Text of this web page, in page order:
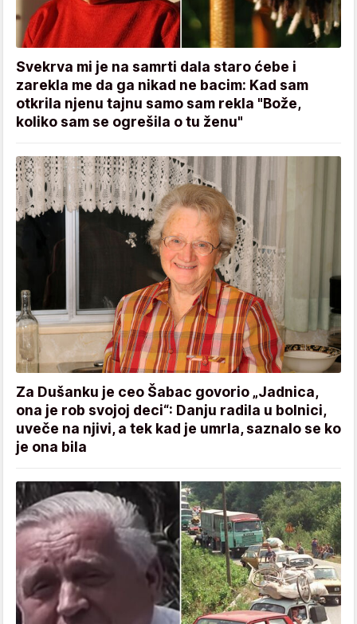
Svekrva mi je na samrti dala staro ćebe i
zarekla me da ga nikad ne bacim: Kad sam
otkrila njenu tajnu samo sam rekla "Bože,
koliko sam se ogrešila o tu ženu"
Za Dušanku je ceo Šabac govorio „Jadnica,
ona je rob svojoj deci“: Danju radila u bolnici,
uveče na njivi, a tek kad je umrla, saznalo se ko
je ona bila